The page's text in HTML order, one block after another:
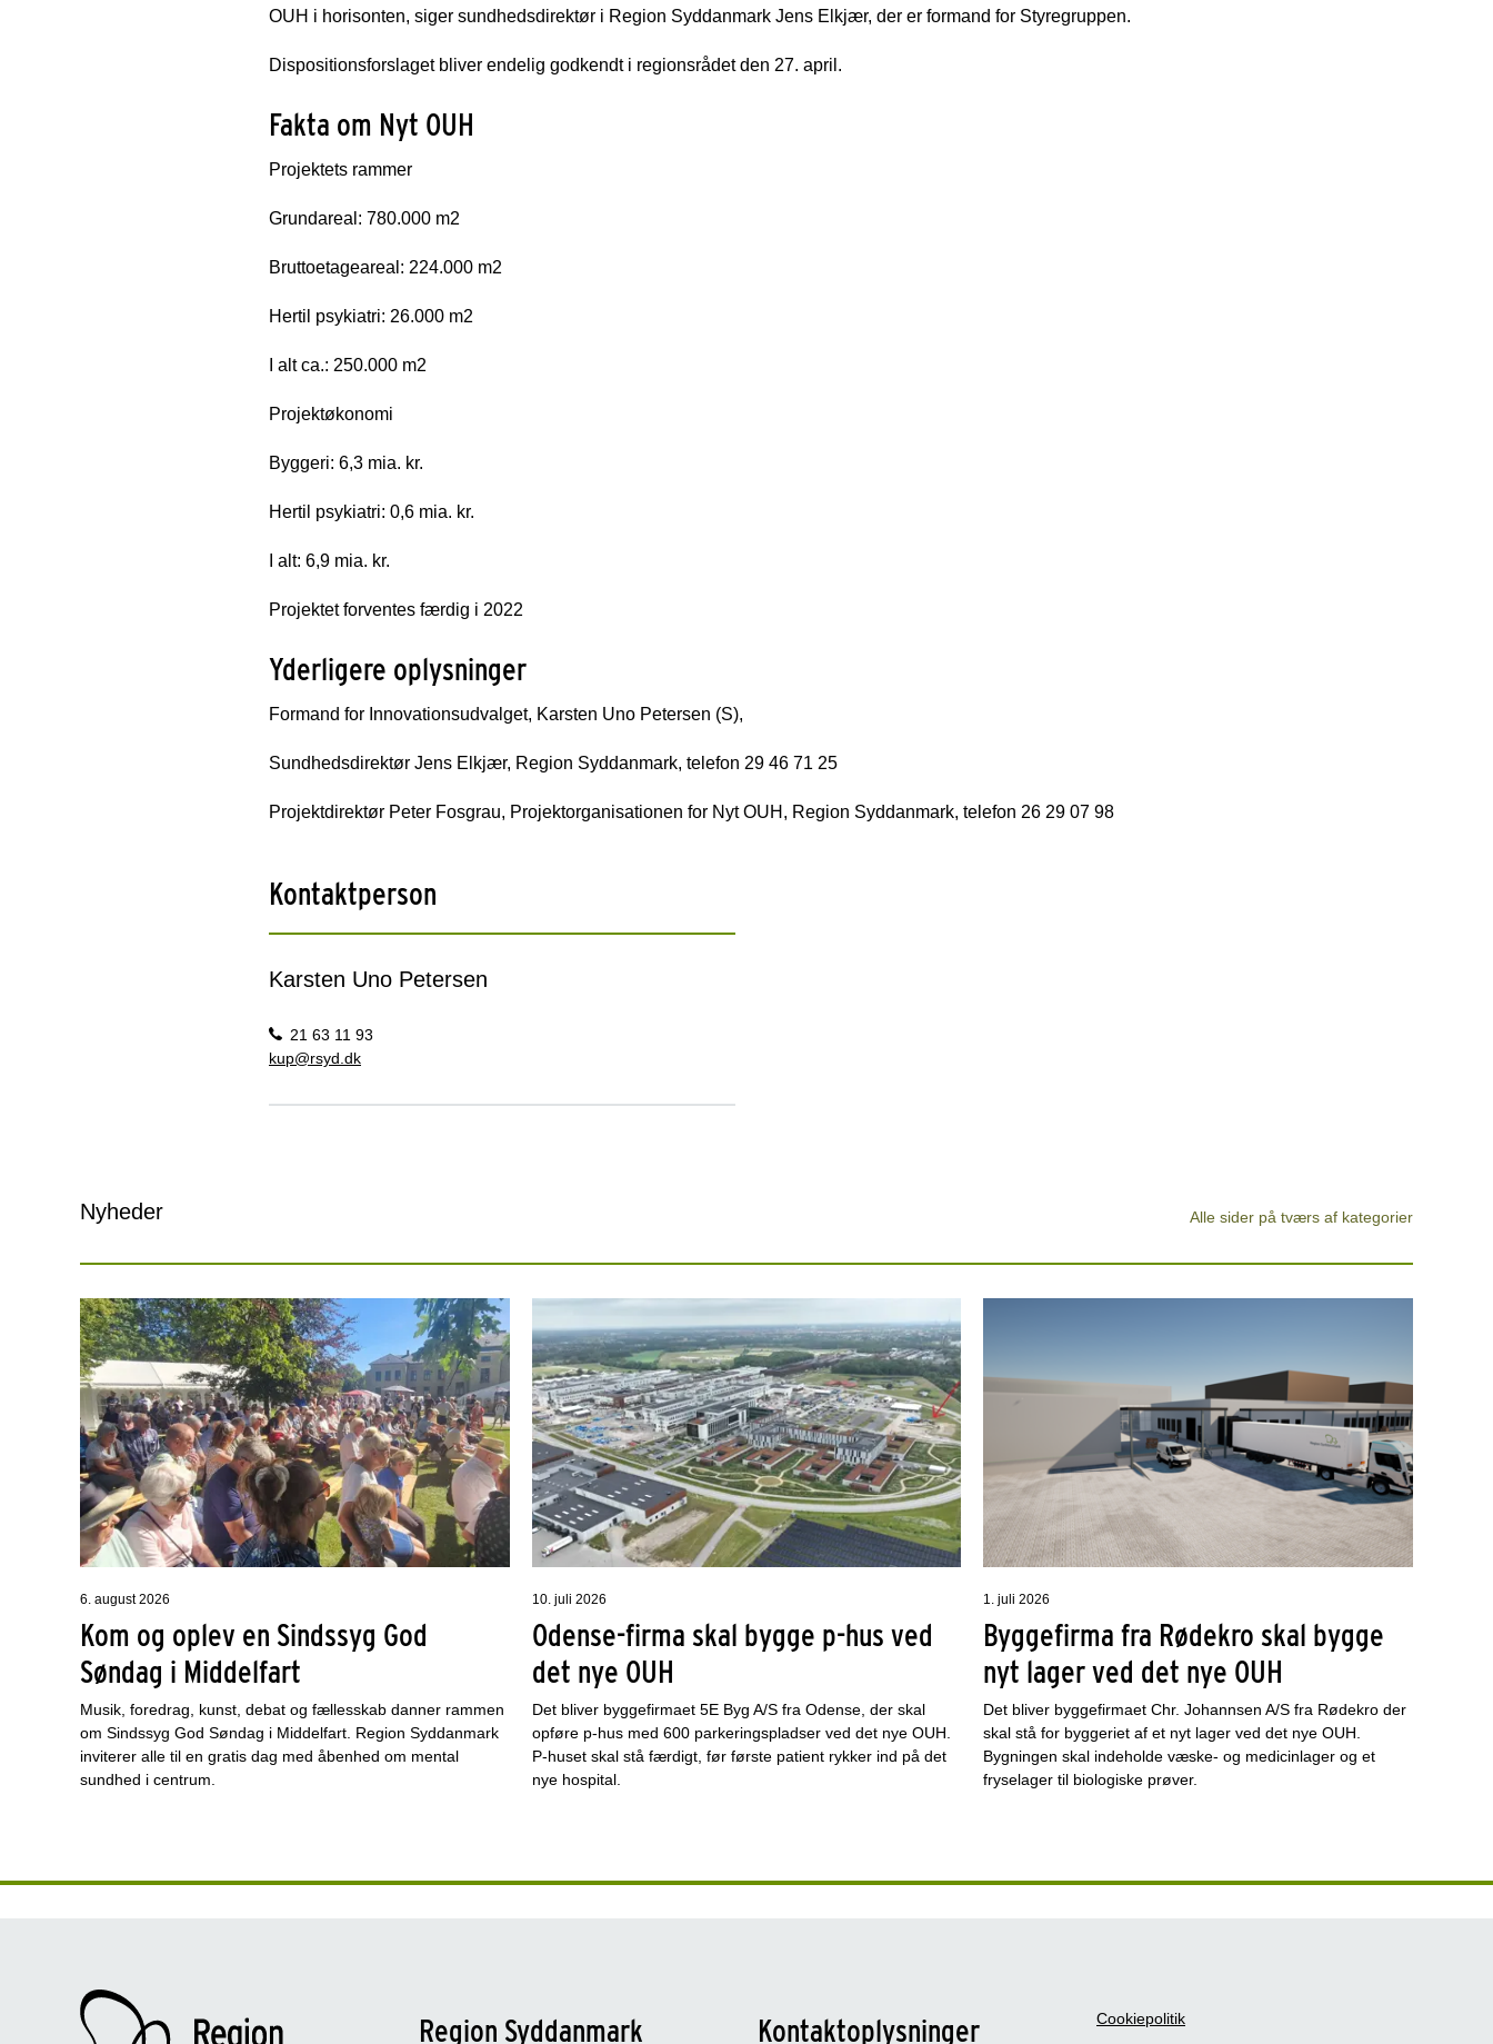
OUH i horisonten, siger sundhedsdirektør i Region Syddanmark Jens Elkjær, der er formand for Styregruppen.
Dispositionsforslaget bliver endelig godkendt i regionsrådet den 27. april.
Fakta om Nyt OUH
Projektets rammer
Grundareal: 780.000 m2
Bruttoetageareal: 224.000 m2
Hertil psykiatri: 26.000 m2
I alt ca.: 250.000 m2
Projektøkonomi
Byggeri: 6,3 mia. kr.
Hertil psykiatri: 0,6 mia. kr.
I alt: 6,9 mia. kr.
Projektet forventes færdig i 2022
Yderligere oplysninger
Formand for Innovationsudvalget, Karsten Uno Petersen (S),
Sundhedsdirektør Jens Elkjær, Region Syddanmark, telefon 29 46 71 25
Projektdirektør Peter Fosgrau, Projektorganisationen for Nyt OUH, Region Syddanmark, telefon 26 29 07 98
Kontaktperson
Karsten Uno Petersen
21 63 11 93
kup@rsyd.dk
Nyheder Alle sider på tværs af kategorier
6. august 2026
Kom og oplev en Sindssyg God
Søndag i Middelfart
Musik, foredrag, kunst, debat og fællesskab danner rammen
om Sindssyg God Søndag i Middelfart. Region Syddanmark
inviterer alle til en gratis dag med åbenhed om mental
sundhed i centrum.
10. juli 2026
Odense-firma skal bygge p-hus ved
det nye OUH
Det bliver byggefirmaet 5E Byg A/S fra Odense, der skal
opføre p-hus med 600 parkeringspladser ved det nye OUH.
P-huset skal stå færdigt, før første patient rykker ind på det
nye hospital.
1. juli 2026
Byggefirma fra Rødekro skal bygge
nyt lager ved det nye OUH
Det bliver byggefirmaet Chr. Johannsen A/S fra Rødekro der
skal stå for byggeriet af et nyt lager ved det nye OUH.
Bygningen skal indeholde væske- og medicinlager og et
fryselager til biologiske prøver.
Region Syddanmark Kontaktoplysninger Cookiepolitik